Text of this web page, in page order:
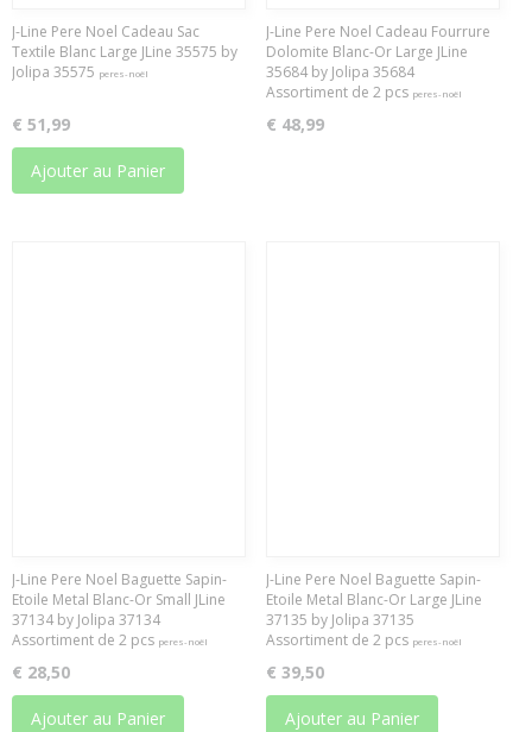
J-Line Pere Noel Cadeau Sac
Textile Blanc Large JLine 35575 by
Jolipa 35575 peres-noël
€ 51,99
Ajouter au Panier
J-Line Pere Noel Cadeau Fourrure
Dolomite Blanc-Or Large JLine
35684 by Jolipa 35684
Assortiment de 2 pcs peres-noël
€ 48,99
J-Line Pere Noel Baguette Sapin-
Etoile Metal Blanc-Or Small JLine
37134 by Jolipa 37134
Assortiment de 2 pcs peres-noël
€ 28,50
Ajouter au Panier
J-Line Pere Noel Baguette Sapin-
Etoile Metal Blanc-Or Large JLine
37135 by Jolipa 37135
Assortiment de 2 pcs peres-noël
€ 39,50
Ajouter au Panier